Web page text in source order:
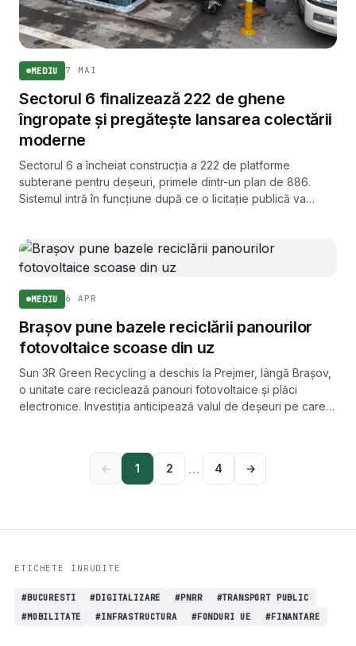
MEDIU 7 MAI
Sectorul 6 finalizează 222 de ghene
îngropate și pregătește lansarea colectării
moderne
Sectorul 6 a încheiat construcția a 222 de platforme
subterane pentru deșeuri, primele dintr-un plan de 886.
Sistemul intră în funcțiune după ce o licitație publică va
MEDIU 6 APR
Brașov pune bazele reciclării panourilor
fotovoltaice scoase din uz
Sun 3R Green Recycling a deschis la Prejmer, lângă Brașov,
o unitate care reciclează panouri fotovoltaice și plăci
electronice. Investiția anticipează valul de deșeuri pe care îl
← 1 2 … 4 →
ETICHETE INRUDITE
#BUCURESTI #DIGITALIZARE #PNRR
#TRANSPORT PUBLIC
#MOBILITATE
#INFRASTRUCTURA #FONDURI UE #FINANTARE